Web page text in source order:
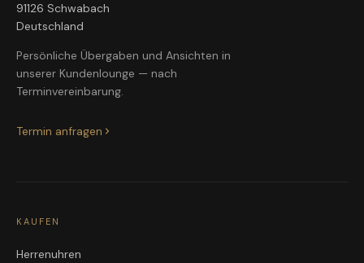
91126 Schwabach
Deutschland
Persönliche Übergaben und Ansichten in
unserer Kundenlounge — nach
Terminvereinbarung.
Termin anfragen
KAUFEN
Herrenuhren